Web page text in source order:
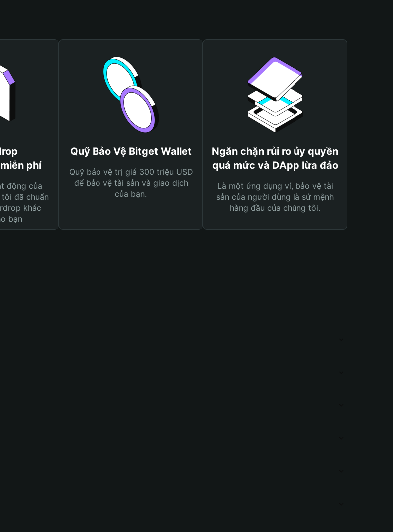
phí
động của
đã chuẩn
khác
bạn
Quỹ Bảo Vệ Bitget Wallet
Quỹ bảo vệ trị giá 300 triệu USD
để bảo vệ tài sản và giao dịch
của bạn.
Ngăn chặn rủi ro ủy quyền
quá mức và DApp lừa đảo
Là một ứng dụng ví, bảo vệ tài
sản của người dùng là sứ mệnh
hàng đầu của chúng tôi.